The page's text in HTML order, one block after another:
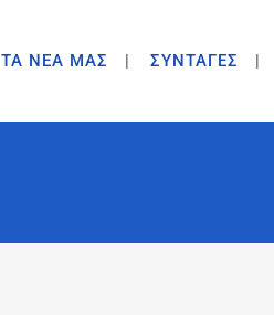
ΤΑ ΝΕΑ ΜΑΣ ΣΥΝΤΑΓΕΣ